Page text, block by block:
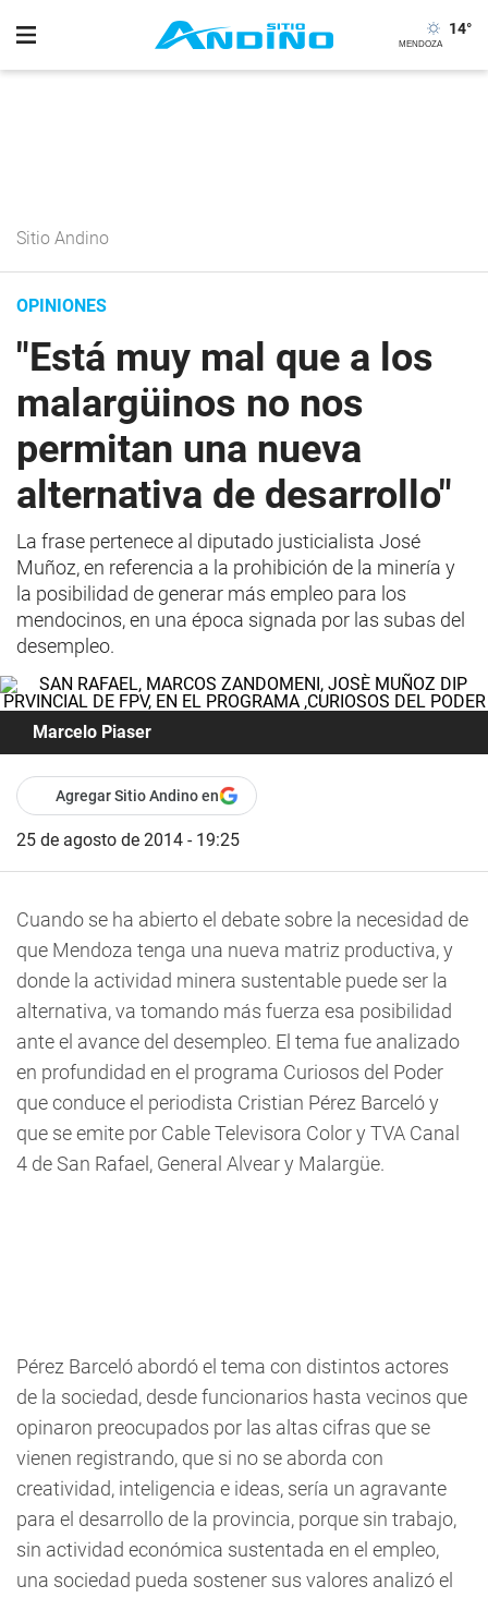
14°
Sitio Andino
OPINIONES
"Está muy mal que a los
malargüinos no nos
permitan una nueva
alternativa de desarrollo"
La frase pertenece al diputado justicialista José
Muñoz, en referencia a la prohibición de la minería y
la posibilidad de generar más empleo para los
mendocinos, en una época signada por las subas del
desempleo.
Marcelo Piaser
Agregar Sitio Andino en
25 de agosto de 2014 - 19:25
Cuando se ha abierto el debate sobre la necesidad de
que Mendoza tenga una nueva matriz productiva, y
donde la actividad minera sustentable puede ser la
alternativa, va tomando más fuerza esa posibilidad
ante el avance del desempleo. El tema fue analizado
en profundidad en el programa Curiosos del Poder
que conduce el periodista Cristian Pérez Barceló y
que se emite por Cable Televisora Color y TVA Canal
4 de San Rafael, General Alvear y Malargüe.
Pérez Barceló abordó el tema con distintos actores
de la sociedad, desde funcionarios hasta vecinos que
opinaron preocupados por las altas cifras que se
vienen registrando, que si no se aborda con
creatividad, inteligencia e ideas, sería un agravante
para el desarrollo de la provincia, porque sin trabajo,
sin actividad económica sustentada en el empleo,
una sociedad pueda sostener sus valores analizó el